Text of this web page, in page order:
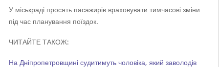
У міськраді просять пасажирів враховувати тимчасові зміни
під час планування поїздок.
ЧИТАЙТЕ ТАКОЖ:
На Дніпропетровщині судитимуть чоловіка, який заволодів